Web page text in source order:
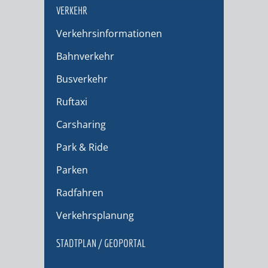
VERKEHR
Verkehrsinformationen
Bahnverkehr
Busverkehr
Ruftaxi
Carsharing
Park & Ride
Parken
Radfahren
Verkehrsplanung
STADTPLAN / GEOPORTAL